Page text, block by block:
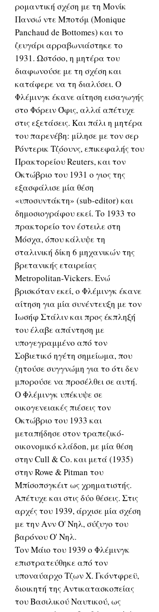
ρομαντική σχέση με τη Μονίκ
Πανσώ ντε Μποτόμ (Monique
Panchaud de Bottomes) και το
ζευγάρι αρραβωνιάστηκε το
1931. Ωστόσο, η μητέρα του
διαφωνούσε με τη σχέση και
κατάφερε να τη διαλύσει. Ο
Φλέμινγκ έκανε αίτηση εισαγωγής
στο Φόρειν Όφις, αλλά απέτυχε
στις εξετάσεις. Και πάλι η μητέρα
του παρενέβη: μίλησε με τον σερ
Ρόντερικ Τζόουνς, επικεφαλής του
Πρακτορείου Reuters, και τον
Οκτώβριο του 1931 ο γιος της
εξασφάλισε μία θέση
«υποσυντάκτη» (sub-editor) και
δημοσιογράφου εκεί. Το 1933 το
πρακτορείο τον έστειλε στη
Μόσχα, όπου κάλυψε τη
σταλινική δίκη 6 μηχανικών της
βρετανικής εταιρείας
Metropolitan-Vickers. Ενώ
βρισκόταν εκεί, ο Φλέμινγκ έκανε
αίτηση για μία συνέντευξη με τον
Ιωσήφ Στάλιν και προς έκπληξή
του έλαβε απάντηση με
υπογεγραμμένο από τον
Σοβιετικό ηγέτη σημείωμα, που
ζητούσε συγγνώμη για το ότι δεν
μπορούσε να προσέλθει σε αυτή.
Ο Φλέμινγκ υπέκυψε σε
οικογενειακές πιέσεις τον
Οκτώβριο του 1933 και
μεταπήδησε στον τραπεζικό-
οικονομικό κλάδοn, με μία θέση
στην Cull & Co. και μετά (1935)
στην Rowe & Pitman του
Μπίσοπσγκέιτ ως χρηματιστής.
Απέτυχε και στις δύο θέσεις. Στις
αρχές του 1939, άρχισε μία σχέση
με την Ανν Ο' Νηλ, σύζυγο του
βαρόνου Ο' Νηλ.
Τον Μάιο του 1939 ο Φλέμινγκ
επιστρατεύθηκε από τον
υποναύαρχο Τζων Χ. Γκόντφρεϋ,
διοικητή της Αντικατασκοπείας
του Βασιλικού Ναυτικού, ως